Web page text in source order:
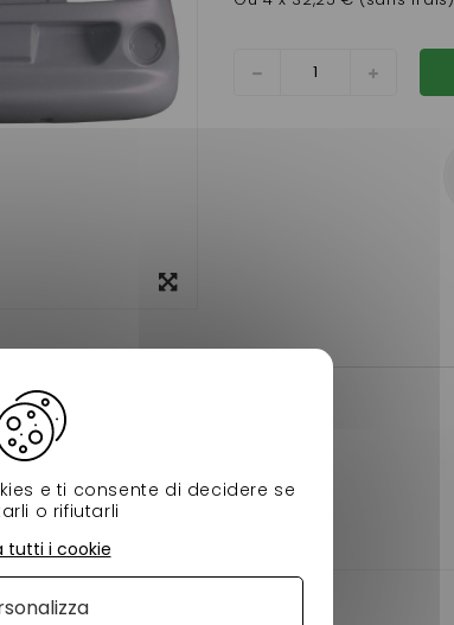
pour votre voiture sans permis
aixam en matière fibre.
e ti consente di decidere se
o rifiutarli
tutti i cookie